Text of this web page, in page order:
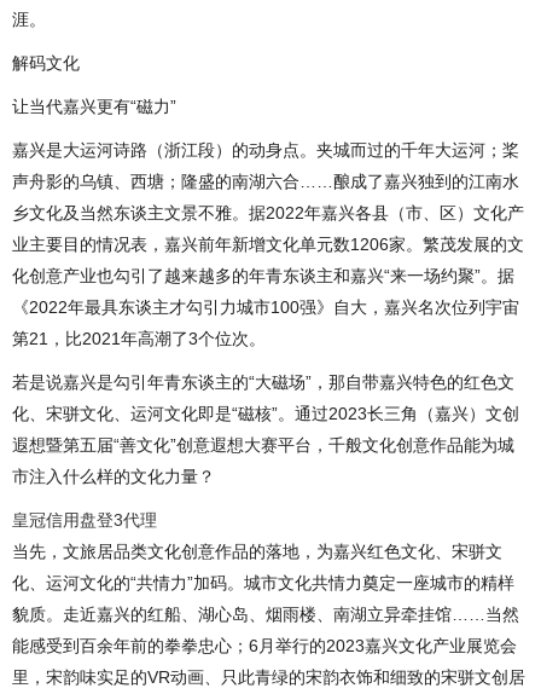
涯。
解码文化
让当代嘉兴更有“磁力”
嘉兴是大运河诗路（浙江段）的动身点。夹城而过的千年大运河；桨
声舟影的乌镇、西塘；隆盛的南湖六合……酿成了嘉兴独到的江南水
乡文化及当然东谈主文景不雅。据2022年嘉兴各县（市、区）文化产
业主要目的情况表，嘉兴前年新增文化单元数1206家。繁茂发展的文
化创意产业也勾引了越来越多的年青东谈主和嘉兴“来一场约聚”。据
《2022年最具东谈主才勾引力城市100强》自大，嘉兴名次位列宇宙
第21，比2021年高潮了3个位次。
若是说嘉兴是勾引年青东谈主的“大磁场”，那自带嘉兴特色的红色文
化、宋骈文化、运河文化即是“磁核”。通过2023长三角（嘉兴）文创
遐想暨第五届“善文化”创意遐想大赛平台，千般文化创意作品能为城
市注入什么样的文化力量？
皇冠信用盘登3代理
当先，文旅居品类文化创意作品的落地，为嘉兴红色文化、宋骈文
化、运河文化的“共情力”加码。城市文化共情力奠定一座城市的精样
貌质。走近嘉兴的红船、湖心岛、烟雨楼、南湖立异牵挂馆……当然
能感受到百余年前的拳拳忠心；6月举行的2023嘉兴文化产业展览会
里，宋韵味实足的VR动画、只此青绿的宋韵衣饰和细致的宋骈文创居